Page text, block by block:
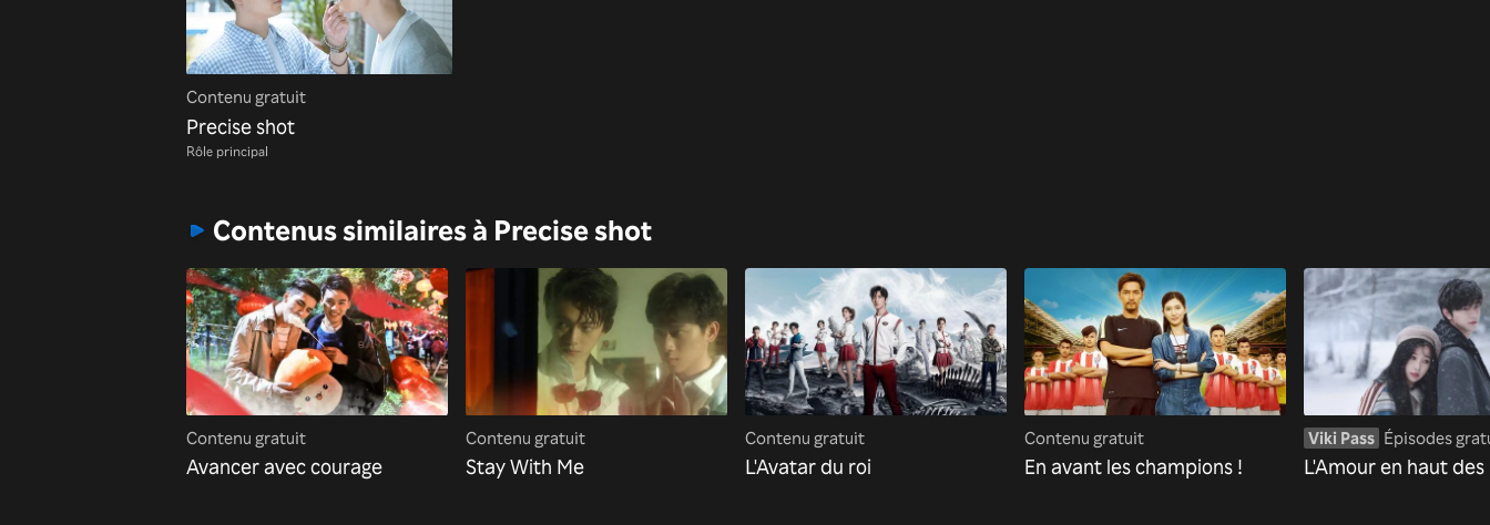
Contenu gratuit
Precise shot
Rôle principal
Contenus similaires à Precise shot
Contenu gratuit
Avancer avec courage
Contenu gratuit
Stay With Me
Contenu gratuit
L'Avatar du roi
Contenu gratuit
En avant les champions !
Viki Pass Épisodes
L'Amour en haut